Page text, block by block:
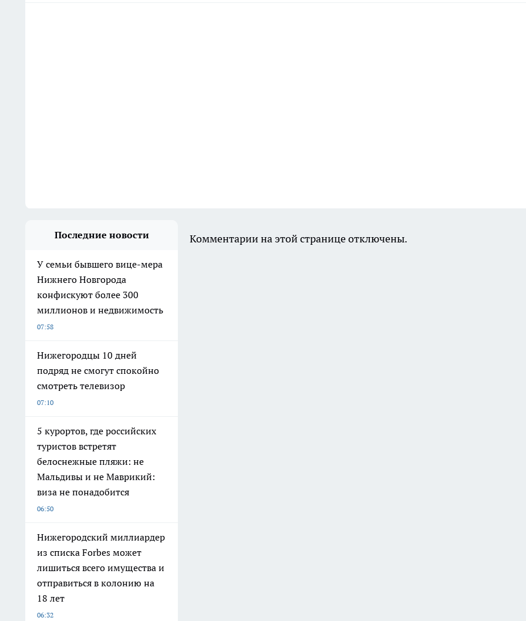
Последние новости
У семьи бывшего вице-мера
Нижнего Новгорода
конфискуют более 300
миллионов и недвижимость
07:58
Нижегородцы 10 дней
подряд не смогут спокойно
смотреть телевизор
07:10
5 курортов, где российских
туристов встретят
белоснежные пляжи: не
Мальдивы и не Маврикий:
виза не понадобится
06:50
Нижегородский миллиардер
из списка Forbes может
лишиться всего имущества и
отправиться в колонию на
18 лет
06:32
Комментарии на этой странице отключены.